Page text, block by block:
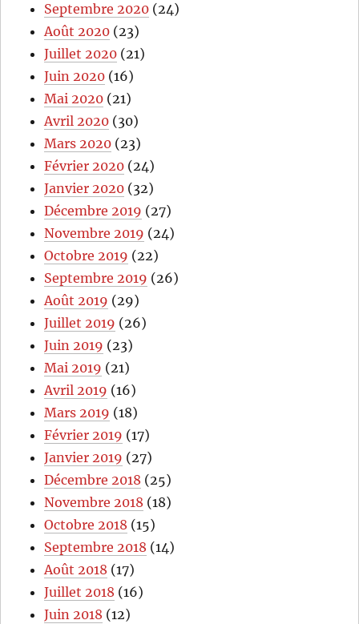
Septembre 2020 (24)
Août 2020 (23)
Juillet 2020 (21)
Juin 2020 (16)
Mai 2020 (21)
Avril 2020 (30)
Mars 2020 (23)
Février 2020 (24)
Janvier 2020 (32)
Décembre 2019 (27)
Novembre 2019 (24)
Octobre 2019 (22)
Septembre 2019 (26)
Août 2019 (29)
Juillet 2019 (26)
Juin 2019 (23)
Mai 2019 (21)
Avril 2019 (16)
Mars 2019 (18)
Février 2019 (17)
Janvier 2019 (27)
Décembre 2018 (25)
Novembre 2018 (18)
Octobre 2018 (15)
Septembre 2018 (14)
Août 2018 (17)
Juillet 2018 (16)
Juin 2018 (12)